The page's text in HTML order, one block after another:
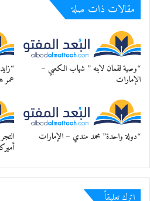
مقالات ذات صلة
“وصية لقمان لابنه ” شهاب الكعبي –
الإمارات
“دولة واحدة” محمد مندي – الإمارات